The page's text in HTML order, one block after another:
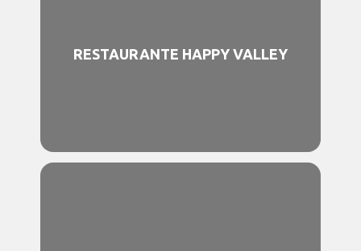
RESTAURANTE HAPPY VALLEY